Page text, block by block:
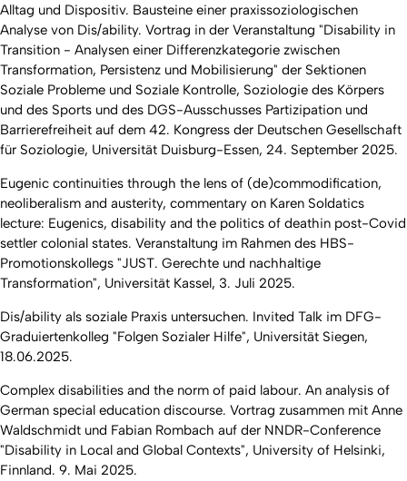
Alltag und Dispositiv. Bausteine einer praxissoziologischen
Analyse von Dis/ability. Vortrag in der Veranstaltung "Disability in
Transition - Analysen einer Differenzkategorie zwischen
Transformation, Persistenz und Mobilisierung" der Sektionen
Soziale Probleme und Soziale Kontrolle, Soziologie des Körpers
und des Sports und des DGS-Ausschusses Partizipation und
Barrierefreiheit auf dem 42. Kongress der Deutschen Gesellschaft
für Soziologie, Universität Duisburg-Essen, 24. September 2025.
Eugenic continuities through the lens of (de)commodification,
neoliberalism and austerity, commentary on Karen Soldatics
lecture: Eugenics, disability and the politics of deathin post-Covid
settler colonial states. Veranstaltung im Rahmen des HBS-
Promotionskollegs "JUST. Gerechte und nachhaltige
Transformation", Universität Kassel, 3. Juli 2025.
Dis/ability als soziale Praxis untersuchen. Invited Talk im DFG-
Graduiertenkolleg "Folgen Sozialer Hilfe", Universität Siegen,
18.06.2025.
Complex disabilities and the norm of paid labour. An analysis of
German special education discourse. Vortrag zusammen mit Anne
Waldschmidt und Fabian Rombach auf der NNDR-Conference
"Disability in Local and Global Contexts", University of Helsinki,
Finnland. 9. Mai 2025.